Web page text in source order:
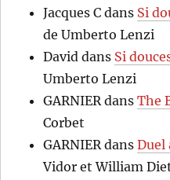
Jacques C dans Si
de Umberto Lenzi
David dans Si
Umberto Lenzi
GARNIERdansThe
Corbet
GARNIERdansDuel
Vidor et William